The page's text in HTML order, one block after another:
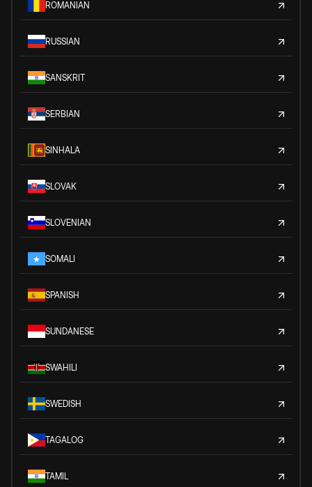
ROMANIAN
RUSSIAN
SANSKRIT
SERBIAN
SINHALA
SLOVAK
SLOVENIAN
SOMALI
SPANISH
SUNDANESE
SWAHILI
SWEDISH
TAGALOG
TAMIL